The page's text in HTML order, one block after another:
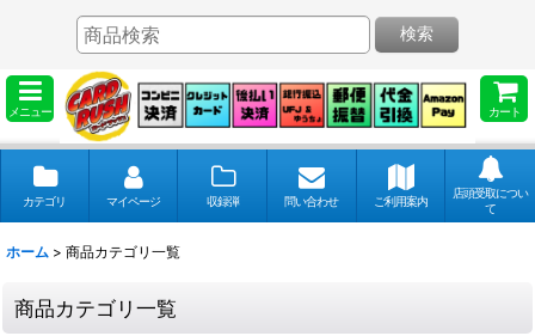
メニュー カート
検索
カテゴリ マイページ 収録弾 問い合わせ ご利用案内
店頭受取につい
て
ホーム > 商品カテゴリ一覧
商品カテゴリ一覧